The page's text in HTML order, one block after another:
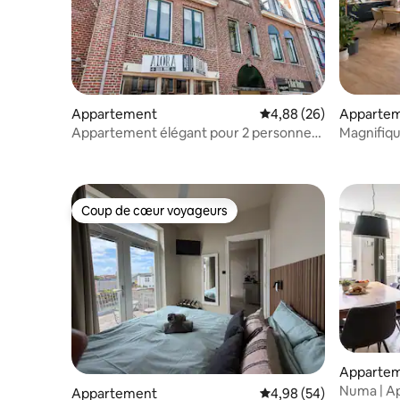
Appartement Évaluation moyenne
4,88 (26)
Appartement élégant pour 2 personnes
Coup de cœur voyageurs
Coup de cœur voyageurs
Appartement Évaluation moyenne
4,98 (54)
Numa |